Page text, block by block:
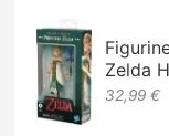
Zelda
32,99 €